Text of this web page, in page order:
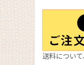
送料につい